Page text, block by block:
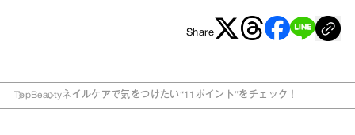
Share
TopBeautyネイルケアで気をつけたい“11ポイント”をチェック！